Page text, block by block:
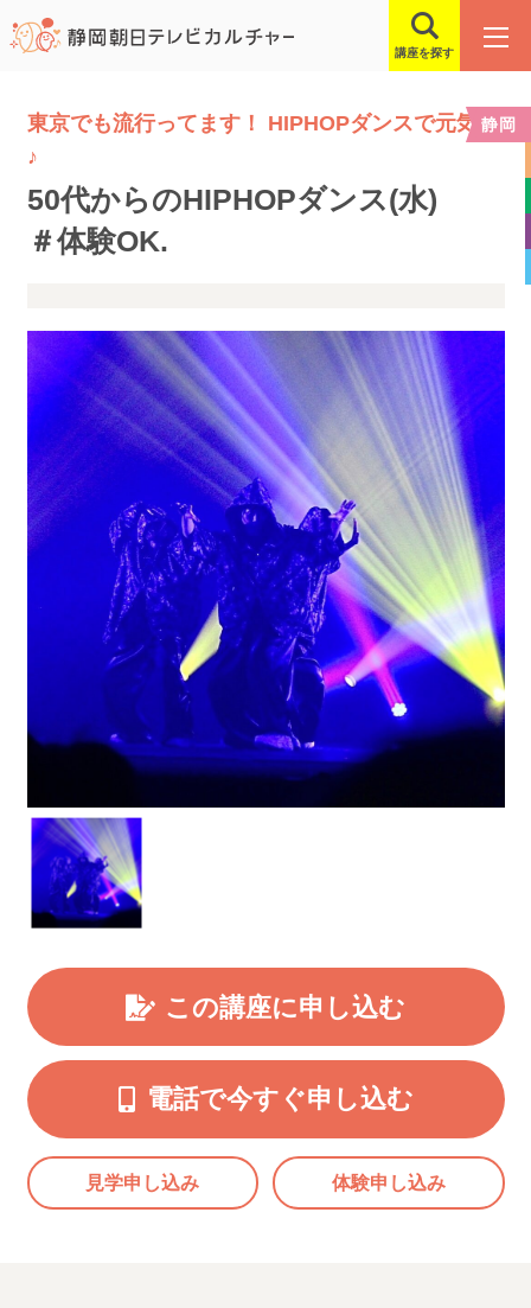
講座を探す
静岡
東京でも流行ってます！ HIPHOPダンスで元気に
♪
50代からのHIPHOPダンス(水)
＃体験OK.
この講座に申し込む
電話で今すぐ申し込む
見学申し込み 体験申し込み